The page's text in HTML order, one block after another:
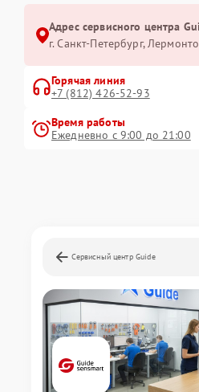
Адрес сервисного центра
г. Санкт-Петербург,
Горячая линия
+7 (812) 426-52-93
Время работы
Ежедневно с 9:00 до 21:00
Сервисный центр Guide